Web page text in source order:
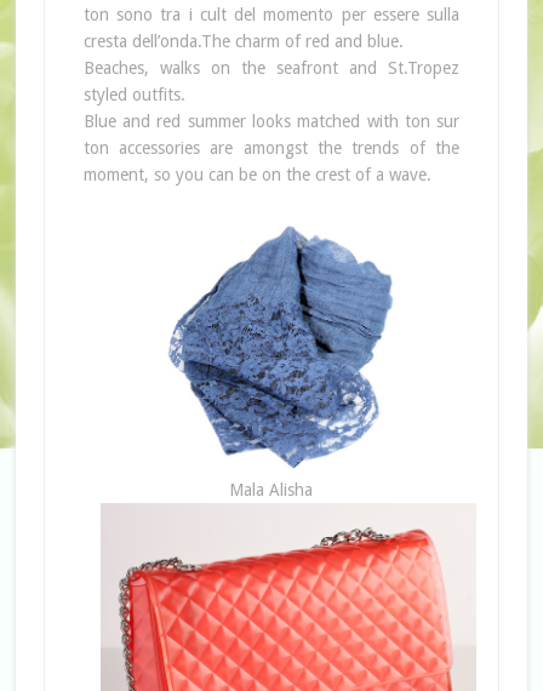
ton sono tra i cult del momento per essere sulla
cresta dell’onda.The charm of red and blue.
Beaches, walks on the seafront and St.Tropez
styled outfits.
Blue and red summer looks matched with ton sur
ton accessories are amongst the trends of the
moment, so you can be on the crest of a wave.
Mala Alisha